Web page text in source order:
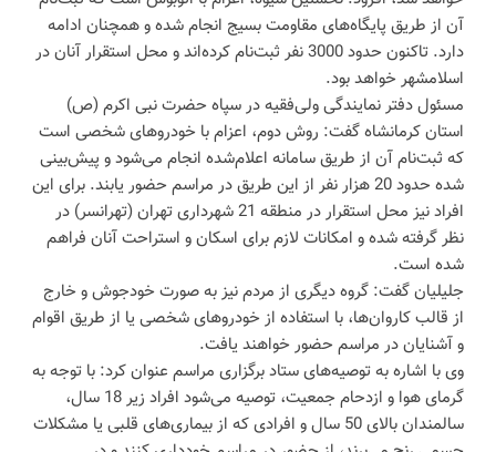
آن از طریق پایگاه‌های مقاومت بسیج انجام شده و همچنان ادامه
دارد. تاکنون حدود 3000 نفر ثبت‌نام کرده‌اند و محل استقرار آنان در
اسلامشهر خواهد بود.
مسئول دفتر نمایندگی ولی‌فقیه در سپاه حضرت نبی اکرم (ص)
استان کرمانشاه گفت: روش دوم، اعزام با خودروهای شخصی است
که ثبت‌نام آن از طریق سامانه اعلام‌شده انجام می‌شود و پیش‌بینی
شده حدود 20 هزار نفر از این طریق در مراسم حضور یابند. برای این
افراد نیز محل استقرار در منطقه 21 شهرداری تهران (تهرانسر) در
نظر گرفته شده و امکانات لازم برای اسکان و استراحت آنان فراهم
شده است.
جلیلیان گفت: گروه دیگری از مردم نیز به صورت خودجوش و خارج
از قالب کاروان‌ها، با استفاده از خودروهای شخصی یا از طریق اقوام
و آشنایان در مراسم حضور خواهند یافت.
وی با اشاره به توصیه‌های ستاد برگزاری مراسم عنوان کرد: با توجه به
گرمای هوا و ازدحام جمعیت، توصیه می‌شود افراد زیر 18 سال،
سالمندان بالای 50 سال و افرادی که از بیماری‌های قلبی یا مشکلات